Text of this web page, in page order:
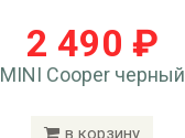
2 490 ₽
MINI Cooper черный